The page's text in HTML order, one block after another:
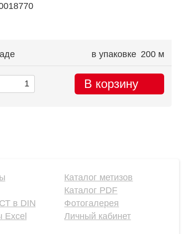
в упаковке 200 м
В корзину
в DIN
Excel
Каталог метизов
Каталог PDF
Фотогалерея
Личный кабинет